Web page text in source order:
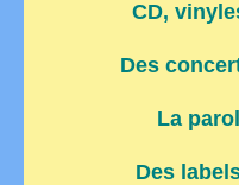
CD,
Des
La
Des